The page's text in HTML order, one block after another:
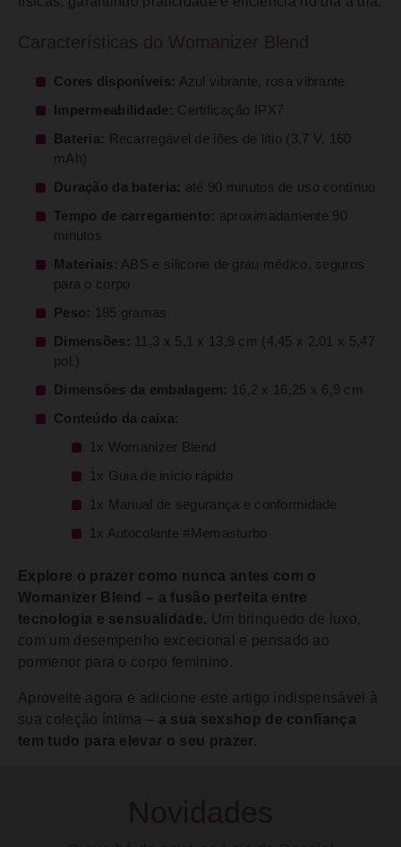
Características do Womanizer Blend
Cores disponíveis: Azul vibrante, rosa vibrante
Impermeabilidade: Certificação IPX7
Bateria:
Recarregável de iões de lítio (3,7 V, 160
mAh)
Duração da bateria: até 90 minutos de uso contínuo
Tempo de carregamento: aproximadamente 90
minutos
Materiais: ABS e silicone de grau médico, seguros
para o corpo
Peso: 185 gramas
Dimensões: 11,3 x 5,1 x 13,9 cm (4,45 x 2,01 x 5,47
pol.)
Dimensões da embalagem: 16,2 x 16,25 x 6,9 cm
Conteúdo da caixa:
1x Womanizer Blend
1x Guia de início rápido
1x Manual de segurança e conformidade
1x Autocolante #Memasturbo
Explore o prazer como nunca antes com o
Womanizer Blend – a fusão perfeita entre
tecnologia e sensualidade. Um brinquedo de luxo,
com um desempenho excecional e pensado ao
pormenor para o corpo feminino.
Aproveite agora e adicione este artigo indispensável à
sua coleção íntima – a sua sexshop de confiança
tem tudo para elevar o seu prazer.